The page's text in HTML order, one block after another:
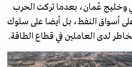
وخليج عُمان، بعدما تركت الحرب
أسواق النفط، بل أيضا على سلوك
لدى العاملين في قطاع الطاقة.